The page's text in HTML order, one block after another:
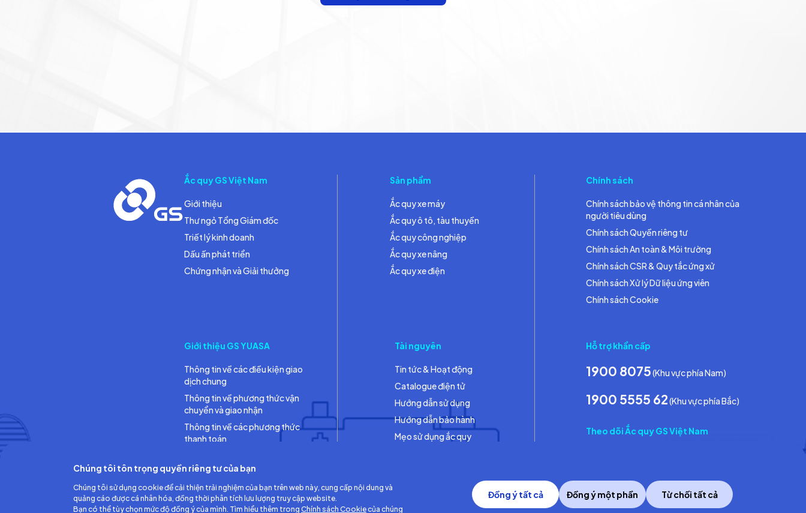
Ắc quy GS Việt Nam
Giới thiệu
Thư ngỏ Tổng Giám đốc
Triết lý kinh doanh
Dấu ấn phát triển
Chứng nhận và Giải thưởng
Sản phẩm
Ắc quy xe máy
Ắc quy ô tô, tàu thuyền
Ắc quy công nghiệp
Ắc quy xe nâng
Ắc quy xe điện
Chính sách
Chính sách bảo vệ thông tin cá nhân của
người tiêu dùng
Chính sách Quyền riêng tư
Chính sách An toàn & Môi trường
Chính sách CSR & Quy tắc ứng xử
Chính sách Xử lý Dữ liệu ứng viên
Chính sách Cookie
Giới thiệu GS YUASA
Thông tin về các điều kiện giao
dịch chung
Thông tin về phương thức vận
chuyển và giao nhận
Thông tin về các phương thức
thanh toán
Tài nguyên
Tin tức & Hoạt động
Catalogue điện tử
Hướng dẫn sử dụng
Hướng dẫn bảo hành
Mẹo sử dụng ắc quy
Hỗ trợ khẩn cấp
1900 8075(Khu vực phía Nam)
1900 5555 62(Khu vực phía Bắc)
Theo dõi Ắc quy GS Việt Nam
Công ty TNHH Ắc quy GS Việt Nam Copyright © 2014 GS Battery Vietnam Co., Ltd
Chúng tôi tôn trọng quyền riêng tư của bạn
Chúng tôi sử dụng cookie để cải thiện trải nghiệm của bạn trên web này, cung cấp nội dung và
quảng cáo được cá nhân hóa, đồng thời phân tích lưu lượng truy cập website.
Bạn có thể tùy chọn mức độ đồng ý của mình. Tìm hiểu thêm trong Chính sách Cookiecủa chúng
Đồng ý tất cả Đồng ý một phần Từ chối tất cả